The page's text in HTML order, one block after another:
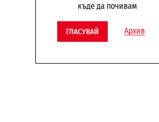
къде да почивам
ГЛАСУВАЙ Архив